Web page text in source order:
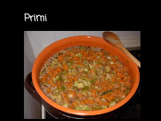
Primi